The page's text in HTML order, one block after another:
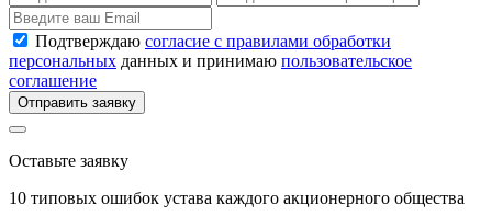
Подтверждаю согласие с правилами обработки
персональных данных и принимаю пользовательское
соглашение
Отправить заявку
Оставьте заявку
10 типовых ошибок устава каждого акционерного общества